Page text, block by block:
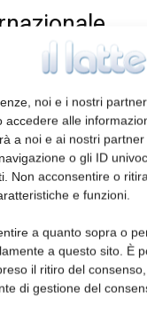
noi e i nostri
alle
a noi e ai nostri
o gli ID
Non acconsentire o
e funzioni.
a quanto sopra o
a questo sito. È
il ritiro del
di gestione del
di euro di
esteri.
contributo delle
pensata
canali food
duri DOP
duri, a pasta
di bufala,